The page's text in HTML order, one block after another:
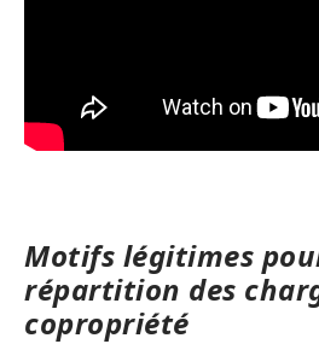
Motifs légitimes
répartition des
copropriété